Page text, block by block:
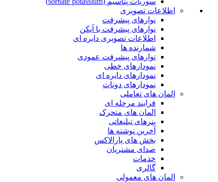
اطلاعات تصویری
نوارهای پیشرفت
نوارهای پیشرفت با آیکن
اطلاعات تصویری دایره ای
شمارنده ها
نوارهای پیشرفت عمودی
نمودارهای خطی
نمودارهای دایره ای
نمودارهای دونات
المان های تعاملی
فرایند مرحله ای
المان های متحرک
بنرهای تبلیغاتی
آخرین نوشته ها
بخش های پارالاکس
صدای مشتریان
خدمات
گالری
المان های معمولی